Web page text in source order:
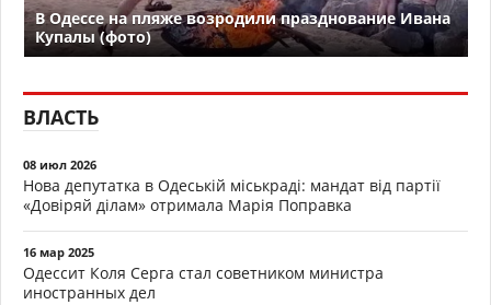
В Одессе на пляже возродили празднование Ивана
Купалы (фото)
ВЛАСТЬ
08 июл 2026
Нова депутатка в Одеській міськраді: мандат від партії
«Довіряй ділам» отримала Марія Поправка
16 мар 2025
Одессит Коля Серга стал советником министра
иностранных дел